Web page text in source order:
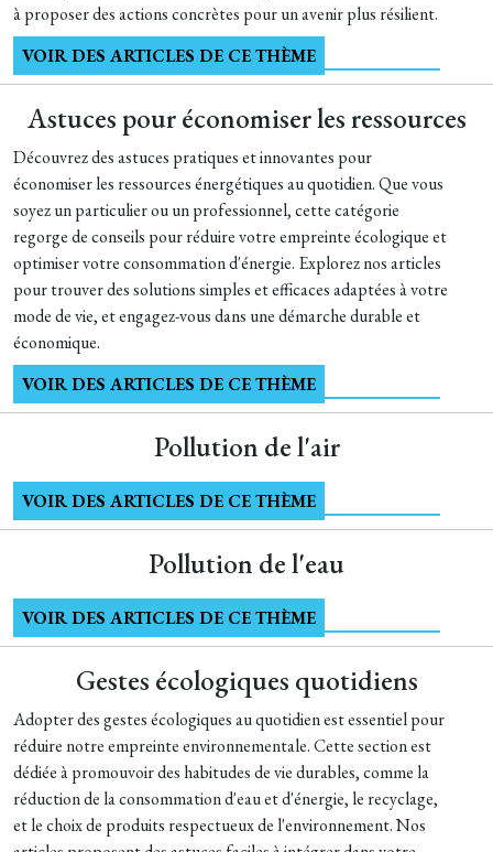
à proposer des actions concrètes pour un avenir plus résilient.
VOIR DES ARTICLES DE CE THÈME
Astuces pour économiser les ressources
Découvrez des astuces pratiques et innovantes pour
économiser les ressources énergétiques au quotidien. Que vous
soyez un particulier ou un professionnel, cette catégorie
regorge de conseils pour réduire votre empreinte écologique et
optimiser votre consommation d'énergie. Explorez nos articles
pour trouver des solutions simples et efficaces adaptées à votre
mode de vie, et engagez-vous dans une démarche durable et
économique.
VOIR DES ARTICLES DE CE THÈME
Pollution de l'air
VOIR DES ARTICLES DE CE THÈME
Pollution de l'eau
VOIR DES ARTICLES DE CE THÈME
Gestes écologiques quotidiens
Adopter des gestes écologiques au quotidien est essentiel pour
réduire notre empreinte environnementale. Cette section est
dédiée à promouvoir des habitudes de vie durables, comme la
réduction de la consommation d'eau et d'énergie, le recyclage,
et le choix de produits respectueux de l'environnement. Nos